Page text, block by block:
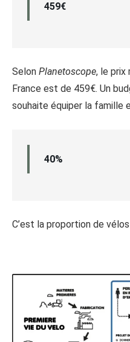
459€
Selon Planetoscope, le prix
France est de 459€. Un
souhaite équiper la famille
40%
C’est la proportion de